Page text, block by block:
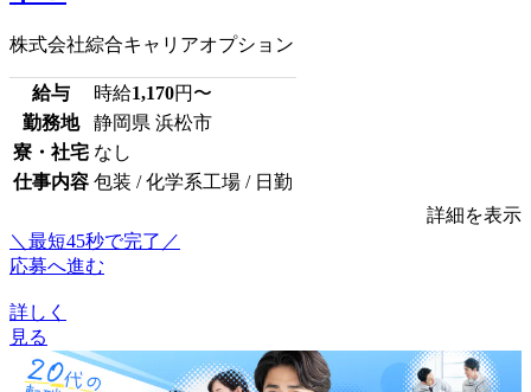
株式会社綜合キャリアオプション
給与 時給1,170円〜
勤務地
静岡県 浜松市
寮・社宅 なし
仕事内容 包装 / 化学系工場 / 日勤
詳細を表示
＼最短45秒で完了／
応募へ進む
詳しく
見る